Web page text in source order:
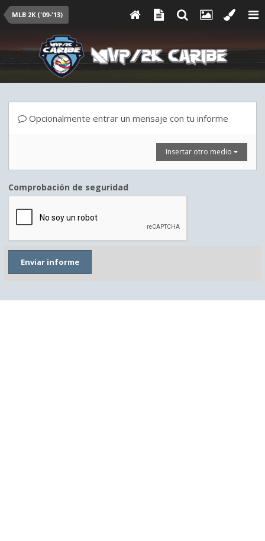
MLB 2K ('09-'13)
Opcionalmente entrar un mensaje con tu informe
Insertar otro medio
Comprobación de seguridad
Enviar informe